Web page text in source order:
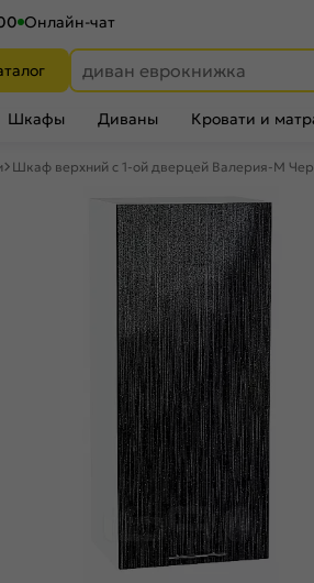
Онлайн-чат
Шкафы Диваны Кровати и
Шкаф верхний с 1-ой дверцей Валерия-М